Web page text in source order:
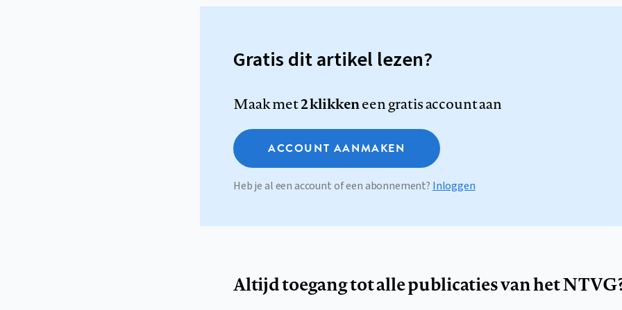
Gratis dit artikel lezen?
Maak met2 klikkeneen gratis account aan
ACCOUNT AANMAKEN
Heb je al een account of een abonnement? Inloggen
Altijd toegang tot alle publicaties van het